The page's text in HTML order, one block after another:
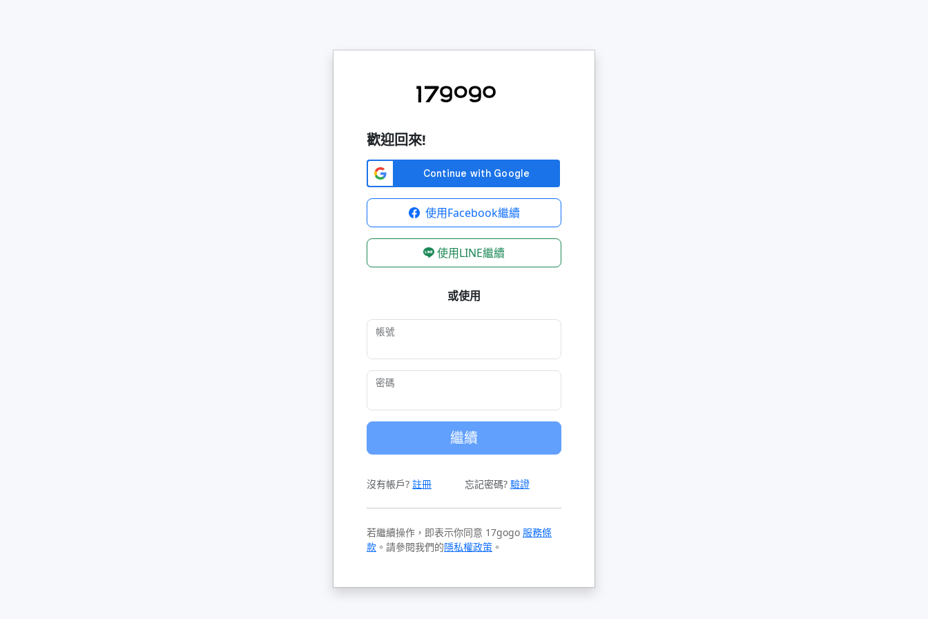
歡迎回來!
使用Facebook繼續
使用LINE繼續
或使用
帳號
密碼
繼續
沒有帳戶? 註冊 忘記密碼? 驗證
若繼續操作，即表示你同意 17gogo 服務條
款 。請參閱我們的隱私權政策 。